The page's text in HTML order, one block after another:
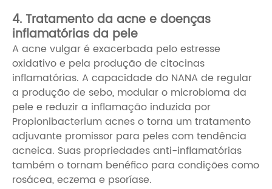
4. Tratamento da acne e doenças
inflamatórias da pele
A acne vulgar é exacerbada pelo estresse
oxidativo e pela produção de citocinas
inflamatórias. A capacidade do NANA de regular
a produção de sebo, modular o microbioma da
pele e reduzir a inflamação induzida por
Propionibacterium acnes o torna um tratamento
adjuvante promissor para peles com tendência
acneica. Suas propriedades anti-inflamatórias
também o tornam benéfico para condições como
rosácea, eczema e psoríase.